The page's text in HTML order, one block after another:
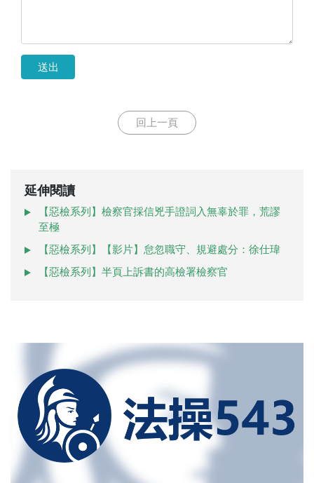
送出
回上一頁
延伸閱讀
【惡檢系列】檢察官採信兇手證詞入無辜於罪，荒謬
至極
【惡檢系列】【影片】怠忽職守、規避處分：徐仕瑋
【惡檢系列】半頁上訴書的高檢署檢察官